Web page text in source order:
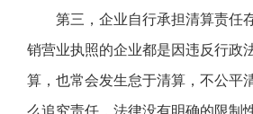
第三，企业自行承担清算责任
销营业执照的企业都是因违反行政
算，也常会发生怠于清算，不公平